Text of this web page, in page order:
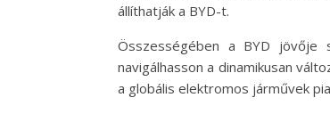
állíthatják a BYD-t.
Összességében a BYD jövője
navigálhasson a dinamikusan
a globális elektromos járművek